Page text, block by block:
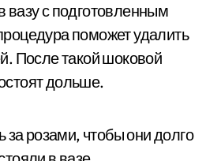
вазу с подготовленным
поможет удалить
После такой шоковой
дольше.